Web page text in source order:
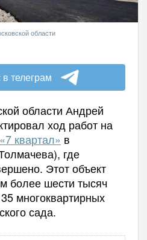
области
телеграм
области Андрей
ход работ на
«7 квартал» в
где
Этот объект
более шести тысяч
многоквартирных
сада.